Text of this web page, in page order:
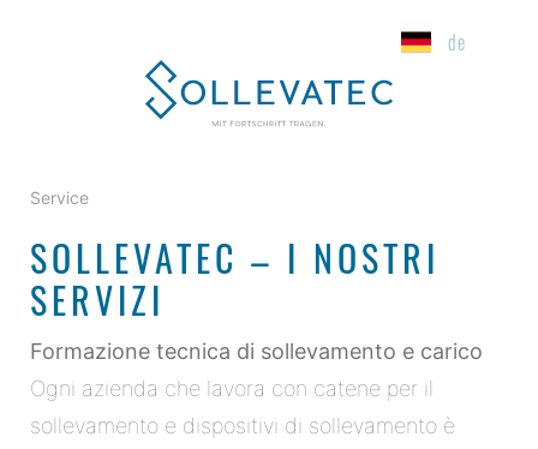
de
Service
SOLLEVATEC – I NOSTRI
SERVIZI
Formazione tecnica di sollevamento e carico
Ogni azienda che lavora con catene per il
sollevamento e dispositivi di sollevamento è